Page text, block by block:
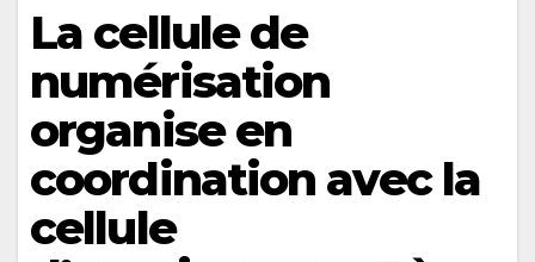
La cellule de
numérisation
organise en
coordination avec la
cellule